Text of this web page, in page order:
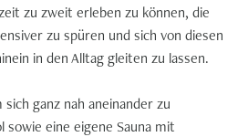
zu zweit erleben zu können, die
zu spüren und sich von diesen
in den Alltag gleiten zu lassen.
ganz nah aneinander zu
sowie eine eigene Sauna mit